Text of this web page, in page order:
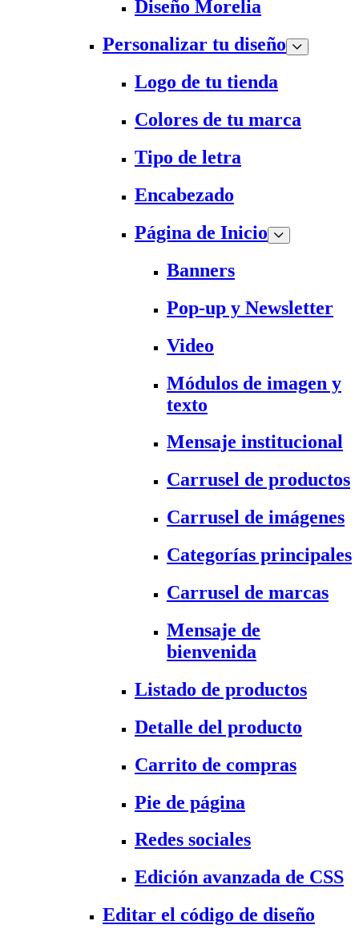
Diseño Morelia
Personalizar tu diseño
Logo de tu tienda
Colores de tu marca
Tipo de letra
Encabezado
Página de Inicio
Banners
Pop-up y Newsletter
Video
Módulos de imagen y
texto
Mensaje institucional
Carrusel de productos
Carrusel de imágenes
Categorías principales
Carrusel de marcas
Mensaje de
bienvenida
Listado de productos
Detalle del producto
Carrito de compras
Pie de página
Redes sociales
Edición avanzada de CSS
Editar el código de diseño